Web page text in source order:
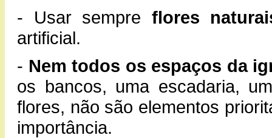
- Usar sempre flores
artificial.
- Nem todos os espaços da
os bancos, uma escadaria,
flores, não são elementos
importância.